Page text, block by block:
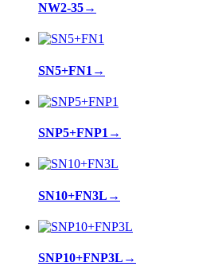
NW2-35→
SN5+FN1 →
SNP5+FNP1 →
SN10+FN3L →
SNP10+FNP3L →